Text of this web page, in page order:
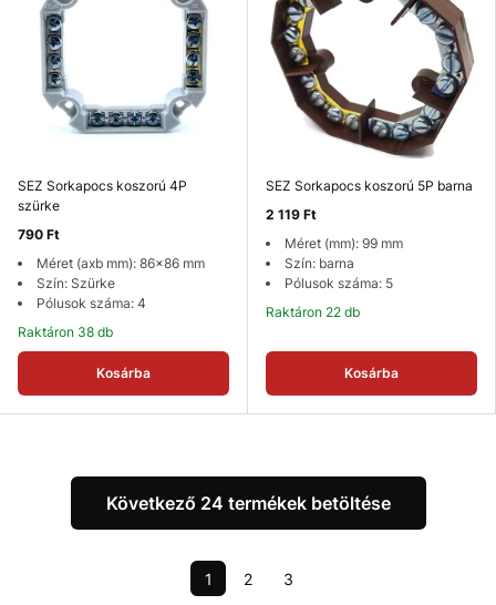
SEZ Sorkapocs koszorú 4P
szürke
790 Ft
Méret (axb mm): 86x86 mm
Szín: Szürke
Pólusok száma: 4
Raktáron 38 db
Kosárba
SEZ Sorkapocs koszorú 5P barna
2 119 Ft
Méret (mm): 99 mm
Szín: barna
Pólusok száma: 5
Raktáron 22 db
Kosárba
Következő 24 termékek betöltése
1 2 3